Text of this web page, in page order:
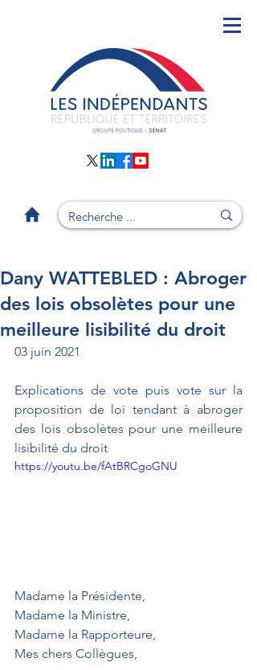
Dany WATTEBLED : Abroger
des lois obsolètes pour une
meilleure lisibilité du droit
03 juin 2021
Explications de vote puis vote sur la
proposition de loi tendant à abroger
des lois obsolètes pour une meilleure
lisibilité du droit
https://youtu.be/fAtBRCgoGNU
Madame la Présidente,
Madame la Ministre,
Madame la Rapporteure,
Mes chers Collègues,